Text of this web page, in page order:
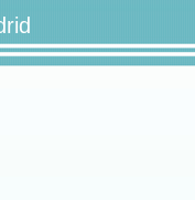
- 28002